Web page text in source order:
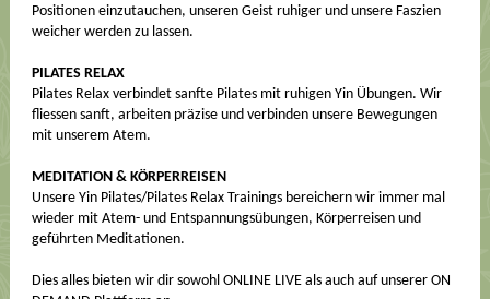
Positionen einzutauchen, unseren Geist ruhiger und unsere Faszien
weicher werden zu lassen.
PILATES RELAX
Pilates Relax verbindet sanfte Pilates mit ruhigen Yin Übungen. Wir
fliessen sanft, arbeiten präzise und verbinden unsere Bewegungen
mit unserem Atem.
MEDITATION & KÖRPERREISEN
Unsere Yin Pilates/Pilates Relax Trainings bereichern wir immer mal
wieder mit Atem- und Entspannungsübungen, Körperreisen und
geführten Meditationen.
Dies alles bieten wir dir sowohl ONLINE LIVE als auch auf unserer ON